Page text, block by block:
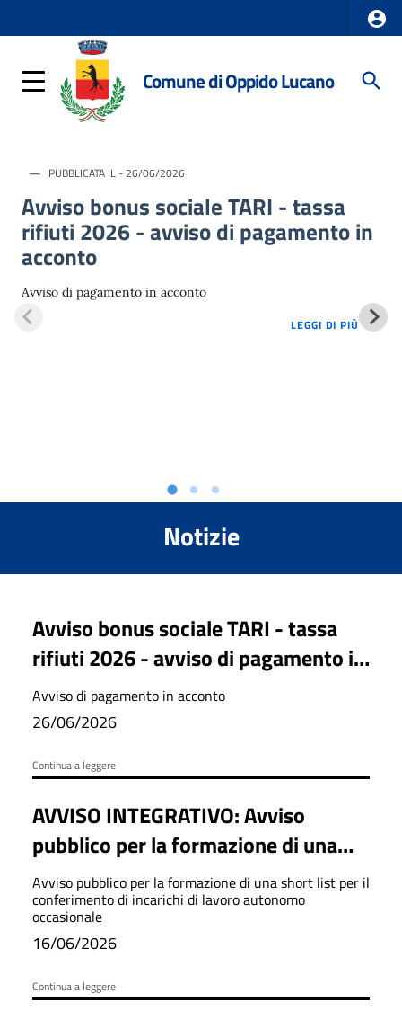
Comune di Oppido Lucano
PUBBLICATA IL - 26/06/2026
Avviso bonus sociale TARI - tassa
rifiuti 2026 - avviso di pagamento in
acconto
Avviso di pagamento in acconto
LEGGI DI PIÙLOREM
Notizie
Avviso bonus sociale TARI - tassa
rifiuti 2026 - avviso di pagamento in
acconto
Avviso di pagamento in acconto
26/06/2026
Continua a leggere
AVVISO INTEGRATIVO: Avviso
pubblico per la formazione di una
short list per il conferimento di
incarichi di lavoro autonomo
occasionale di
estivi comunali – anno 2026
Avviso pubblico per la formazione di una short list per il
conferimento di incarichi di lavoro autonomo
occasionale
16/06/2026
Continua a leggere